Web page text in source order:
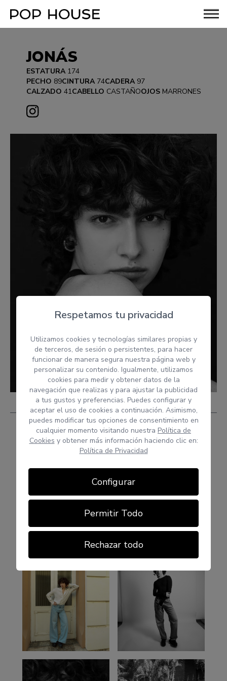
JONÁS
ESTATURA174
PECHO 89CINTURA74CADERA97
CALZADO 41CABELLO CASTAÑOOJOSMARRONES
Respetamos tu privacidad
Utilizamos cookies y tecnologías similares propias y
de terceros, de sesión o persistentes, para hacer
funcionar de manera segura nuestra página web y
personalizar su contenido. Igualmente, utilizamos
cookies para medir y obtener datos de la
navegación que realizas y para ajustar la publicidad
a tus gustos y preferencias. Puedes configurar y
aceptar el uso de cookies a continuación. Asimismo,
puedes modificar tus opciones de consentimiento en
cualquier momento visitando nuestra Política de
Cookies y obtener más información haciendo clic en:
Política de Privacidad
Configurar
Permitir Todo
Rechazar todo